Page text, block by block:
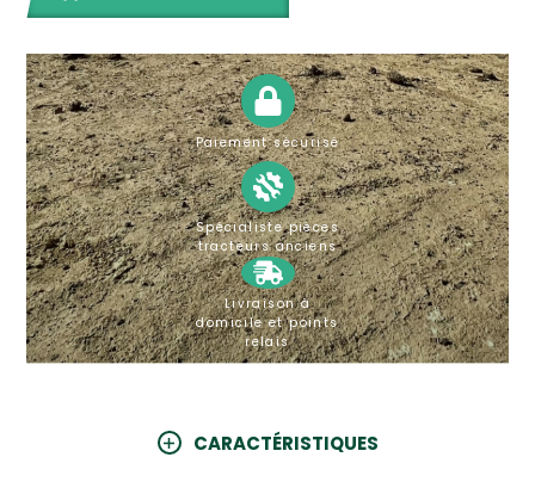
Paiement sécurisé
Spécialiste pièces
tracteurs anciens
Livraison à
domicile et points
relais
CARACTÉRISTIQUES